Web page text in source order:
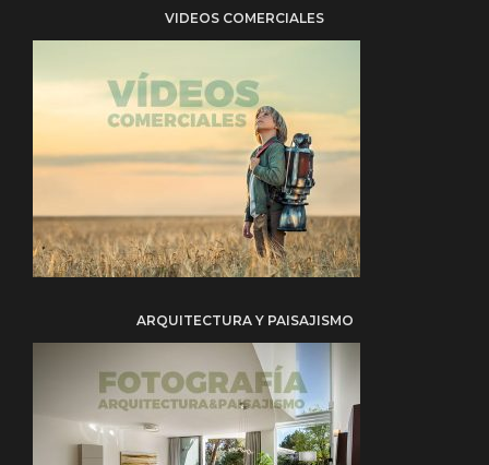
VIDEOS COMERCIALES
ARQUITECTURA Y PAISAJISMO